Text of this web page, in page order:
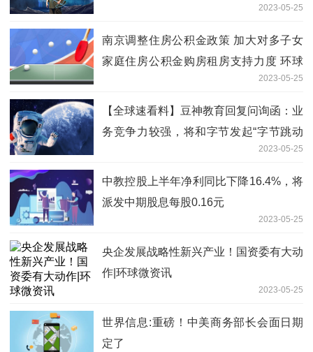
2023-05-25
南京调整住房公积金政策 加大对多子女
家庭住房公积金购房租房支持力度 环球
2023-05-25
【全球速看料】豆神教育回复问询函：业
务竞争力较强，将和字节发起“字节跳动
2023-05-25
中教控股上半年净利同比下降16.4%，将
派发中期股息每股0.16元
2023-05-25
央企发展战略性新兴产业！国资委有大动
作|环球微资讯
2023-05-25
世界信息:重磅！中美商务部长会面日期
定了